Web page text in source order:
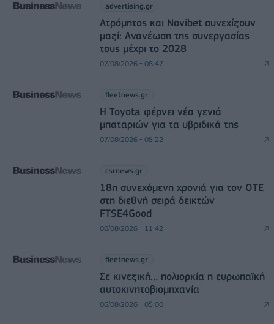
advertising.gr
Ατρόμητος και Novibet συνεχίζουν
μαζί: Ανανέωση της συνεργασίας
τους μέχρι το 2028
07/08/2026 - 08:47
fleetnews.gr
Η Toyota φέρνει νέα γενιά
μπαταριών για τα υβριδικά της
07/08/2026 - 05:22
csrnews.gr
18η συνεχόμενη χρονιά για τον ΟΤΕ
στη διεθνή σειρά δεικτών
FTSE4Good
06/08/2026 - 11:42
fleetnews.gr
Σε κινεζική… πολιορκία η ευρωπαϊκή
αυτοκινητοβιομηχανία
06/08/2026 - 05:00